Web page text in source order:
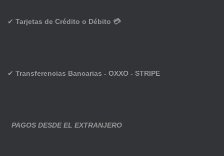
✔ Tarjetas de Crédito o Débito 💳
✔ Transferencias Bancarias - OXXO - STRIPE
PAGOS DESDE EL EXTRANJERO